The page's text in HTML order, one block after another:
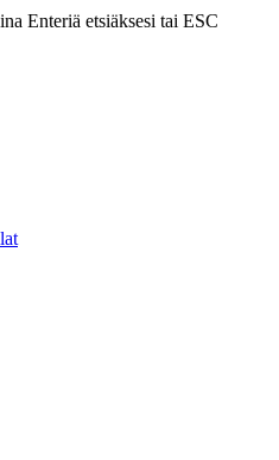
Enteriä etsiäksesi tai ESC